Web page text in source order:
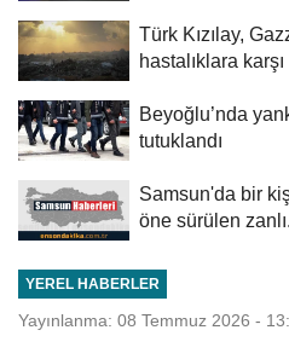
Türk Kızılay,
hastalıklara
Beyoğlu’nda
tutuklandı
Samsun'da bir
öne sürülen
YEREL HABERLER
Yayınlanma: 08 Temmuz 2026 -